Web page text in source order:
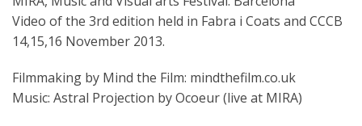
Video of the 3rd edition held in Fabra i Coats and CCCB
14,15,16 November 2013.
Filmmaking by Mind the Film: mindthefilm.co.uk
Music: Astral Projection by Ocoeur (live at MIRA)